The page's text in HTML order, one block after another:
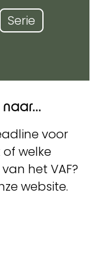
Serie
voor
welke
het VAF?
website.